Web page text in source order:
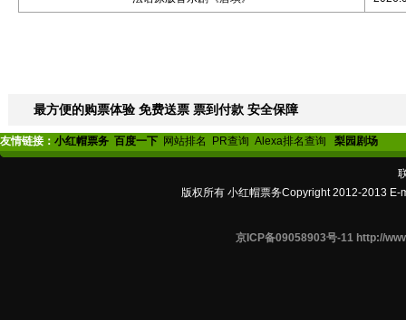
最方便的购票体验 免费送票 票到付款 安全保障
友情链接： 小红帽票务 百度一下 网站排名 PR查询 Alexa排名查询 梨园剧场
版权所有 小红帽票务Copyright 2012-2013
京ICP备09058903号-11 http://